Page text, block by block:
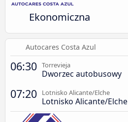
Ekonomiczna
Autocares Costa Azul
06:30 Torrevieja
Dworzec autobusowy
07:20 Lotnisko Alicante/Elche
Lotnisko Alicante/Elche